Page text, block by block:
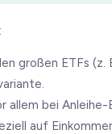
großen ETFs (z.
allem bei Anleihe-
auf